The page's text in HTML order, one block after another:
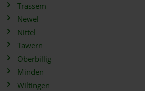
Trassem
Newel
Nittel
Tawern
Oberbillig
Minden
Wiltingen